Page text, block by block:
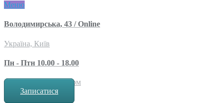
Меню
Володимирська, 43 / Online
Україна, Київ
Пн - Птн 10.00 - 18.00
за попереднім записом
Записатися